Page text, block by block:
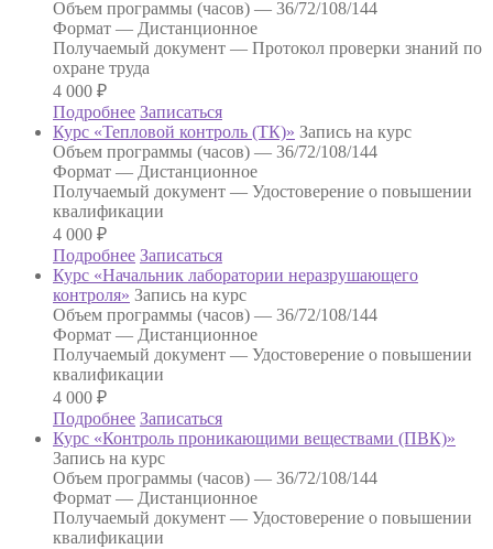
Объем программы (часов) — 36/72/108/144
Формат — Дистанционное
Получаемый документ — Протокол проверки знаний по
охране труда
4 000 ₽
Подробнее Записаться
Курс «Тепловой контроль (ТК)» Запись на курс
Объем программы (часов) — 36/72/108/144
Формат — Дистанционное
Получаемый документ — Удостоверение о повышении
квалификации
4 000 ₽
Подробнее Записаться
Курс «Начальник лаборатории неразрушающего
контроля» Запись на курс
Объем программы (часов) — 36/72/108/144
Формат — Дистанционное
Получаемый документ — Удостоверение о повышении
квалификации
4 000 ₽
Подробнее Записаться
Курс «Контроль проникающими веществами (ПВК)»
Запись на курс
Объем программы (часов) — 36/72/108/144
Формат — Дистанционное
Получаемый документ — Удостоверение о повышении
квалификации